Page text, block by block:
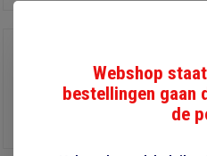
krimpkous
Dikwandig
lengte van 36
Webshop
bestellingen gaan
de